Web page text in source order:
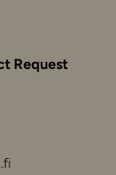
Request